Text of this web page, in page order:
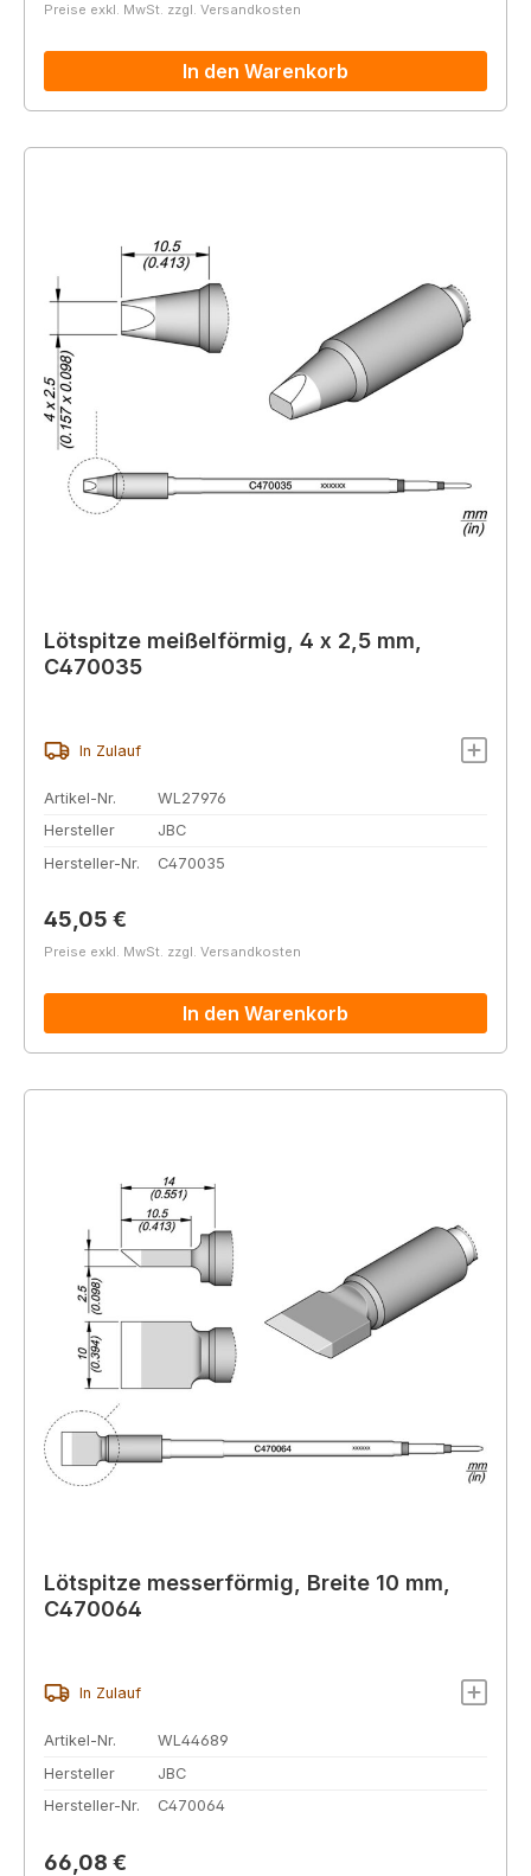
Preise exkl. MwSt. zzgl. Versandkosten
In den Warenkorb
Lötspitze meißelförmig, 4 x 2,5 mm,
C470035
In Zulauf
Artikel-Nr.
WL27976
Hersteller
JBC
Hersteller-Nr.
C470035
Regulärer Preis:
45,05 €
Preise exkl. MwSt. zzgl. Versandkosten
In den Warenkorb
Lötspitze messerförmig, Breite 10 mm,
C470064
In Zulauf
Artikel-Nr.
WL44689
Hersteller
JBC
Hersteller-Nr.
C470064
Regulärer Preis:
66,08 €